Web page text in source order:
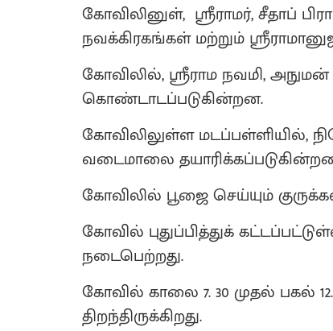
கோவிலினுள், ஸ்ரீராமர், சீதாப்
நவக்கிரகங்கள் மற்றும்
கோவிலில், ஸ்ரீராம நவமி,
கொண்டாடப்படுகின்றன.
கோவிலிலுள்ள மடப்பள்ளியில்,
வடைமாலை
கோவிலில் பூஜை செய்யும்
கோவில் புதுப்பித்துக்
நடைபெற்றது.
கோவில் காலை 7. 30 முதல் பகல்
திறந்திருக்கிறது.